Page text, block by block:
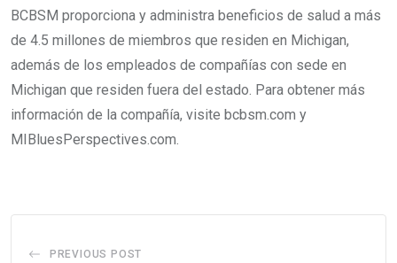
BCBSM proporciona y administra beneficios de salud a más
de 4.5 millones de miembros que residen en Michigan,
además de los empleados de compañías con sede en
Michigan que residen fuera del estado. Para obtener más
información de la compañía, visite bcbsm.com y
MIBluesPerspectives.com.
PREVIOUS POST